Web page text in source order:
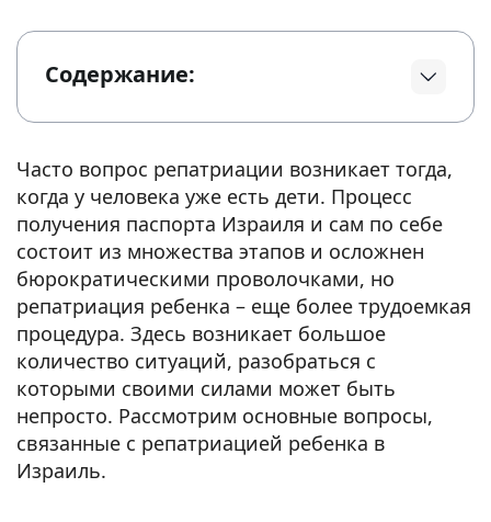
Содержание:
Часто вопрос репатриации возникает тогда,
когда у человека уже есть дети. Процесс
получения паспорта Израиля и сам по себе
состоит из множества этапов и осложнен
бюрократическими проволочками, но
репатриация ребенка – еще более трудоемкая
процедура. Здесь возникает большое
количество ситуаций, разобраться с
которыми своими силами может быть
непросто. Рассмотрим основные вопросы,
связанные с репатриацией ребенка в
Израиль.